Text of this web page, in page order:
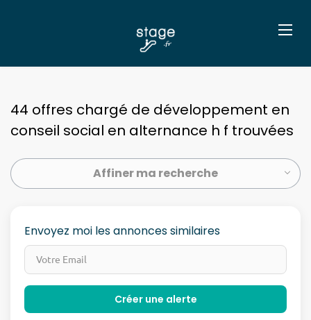
44 offres chargé de développement en
conseil social en alternance h f trouvées
Affiner ma recherche
Envoyez moi les annonces similaires